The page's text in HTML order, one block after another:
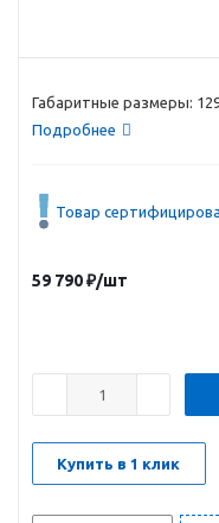
Габаритные размеры:
Подробнее
Товар
59 790₽/шт
Купить в 1 клик